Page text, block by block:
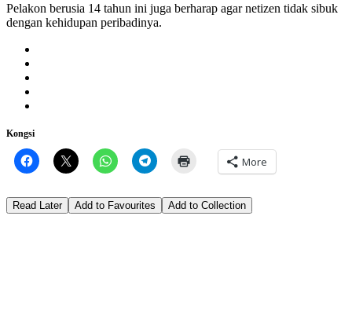
Pelakon berusia 14 tahun ini juga berharap agar netizen tidak sibuk
dengan kehidupan peribadinya.
Kongsi
More
Read Later Add to Favourites Add to Collection